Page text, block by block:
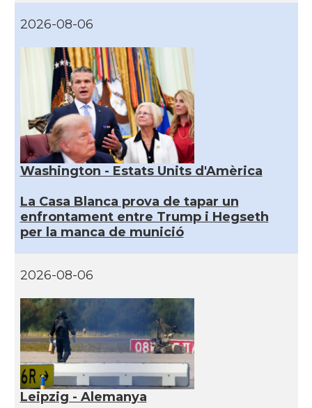
2026-08-06
Washington - Estats Units d'Amèrica
La Casa Blanca prova de tapar un
enfrontament entre Trump i Hegseth
per la manca de munició
2026-08-06
Leipzig - Alemanya